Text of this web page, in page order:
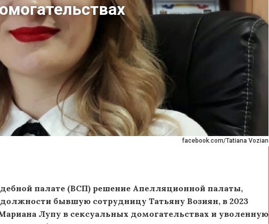
facebook.com/Tatiana Vozian
палате (ВСП) решение Апелляционной палаты,
бывшую сотрудницу Татьяну Возиян, в 2023
Лупу в сексуальных домогательствах и уволенную